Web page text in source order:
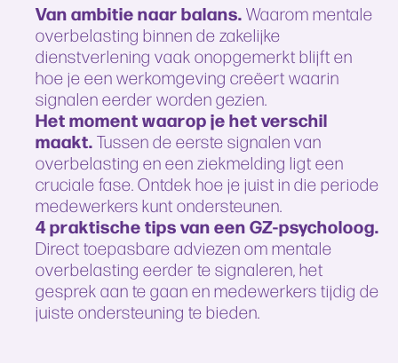
Van ambitie naar balans. Waarom mentale
overbelasting binnen de zakelijke
dienstverlening vaak onopgemerkt blijft en
hoe je een werkomgeving creëert waarin
signalen eerder worden gezien.
Het moment waarop je het verschil
maakt. Tussen de eerste signalen van
overbelasting en een ziekmelding ligt een
cruciale fase. Ontdek hoe je juist in die periode
medewerkers kunt ondersteunen.
4 praktische tips van een GZ-psycholoog.
Direct toepasbare adviezen om mentale
overbelasting eerder te signaleren, het
gesprek aan te gaan en medewerkers tijdig de
juiste ondersteuning te bieden.